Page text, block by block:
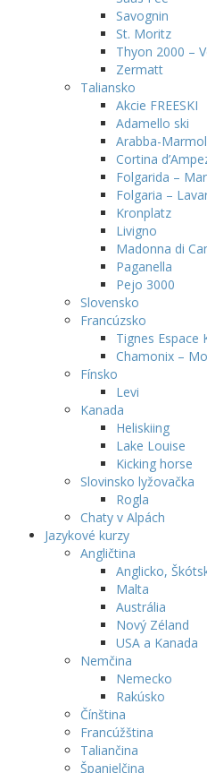
Savognin
St. Moritz
Thyon 2000 –
Zermatt
Taliansko
Akcie FREESKI
Adamello ski
Arabba-
Cortina
Folgarida –
Folgaria –
Kronplatz
Livigno
Madonna di
Paganella
Pejo 3000
Slovensko
Francúzsko
Tignes Espace
Chamonix –
Fínsko
Levi
Kanada
Heliskiing
Lake Louise
Kicking horse
Slovinsko lyžovačka
Rogla
Chaty v Alpách
Jazykové kurzy
Angličtina
Anglicko,
Malta
Austrália
Nový Zéland
USA a Kanada
Nemčina
Nemecko
Rakúsko
Čínština
Francúžština
Taliančina
Španielčina